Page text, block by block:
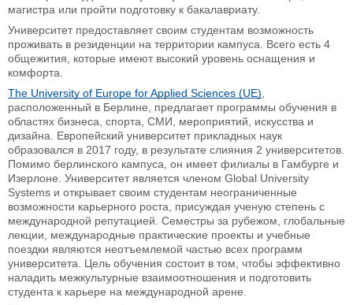
магистра или пройти подготовку к бакалавриату.
Университет предоставляет своим студентам возможность
проживать в резиденции на территории кампуса. Всего есть 4
общежития, которые имеют высокий уровень оснащения и
комфорта.
The University of Europe for Applied Sciences (UE),
расположенный в Берлине, предлагает программы обучения в
областях бизнеса, спорта, СМИ, мероприятий, искусства и
дизайна. Европейский университет прикладных наук
образовался в 2017 году, в результате слияния 2 университетов.
Помимо берлинского кампуса, он имеет филиалы в Гамбурге и
Изерлоне. Университет является членом Global University
Systems и открывает своим студентам неограниченные
возможности карьерного роста, присуждая ученую степень с
международной репутацией. Семестры за рубежом, глобальные
лекции, международные практические проекты и учебные
поездки являются неотъемлемой частью всех программ
университета. Цель обучения состоит в том, чтобы эффективно
наладить межкультурные взаимоотношения и подготовить
студента к карьере на международной арене.